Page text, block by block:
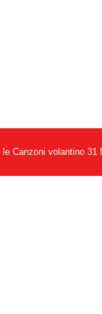
le Canzoni volantino 31